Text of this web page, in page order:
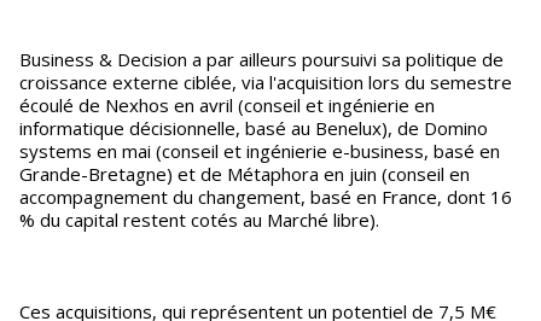
Business & Decision a par ailleurs poursuivi sa politique de
croissance externe ciblée, via l'acquisition lors du semestre
écoulé de Nexhos en avril (conseil et ingénierie en
informatique décisionnelle, basé au Benelux), de Domino
systems en mai (conseil et ingénierie e-business, basé en
Grande-Bretagne) et de Métaphora en juin (conseil en
accompagnement du changement, basé en France, dont 16
% du capital restent cotés au Marché libre).
Ces acquisitions, qui représentent un potentiel de 7,5 M€